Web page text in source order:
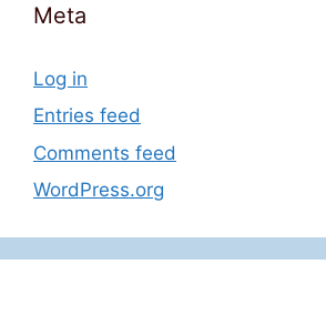
Meta
Log in
Entries feed
Comments feed
WordPress.org